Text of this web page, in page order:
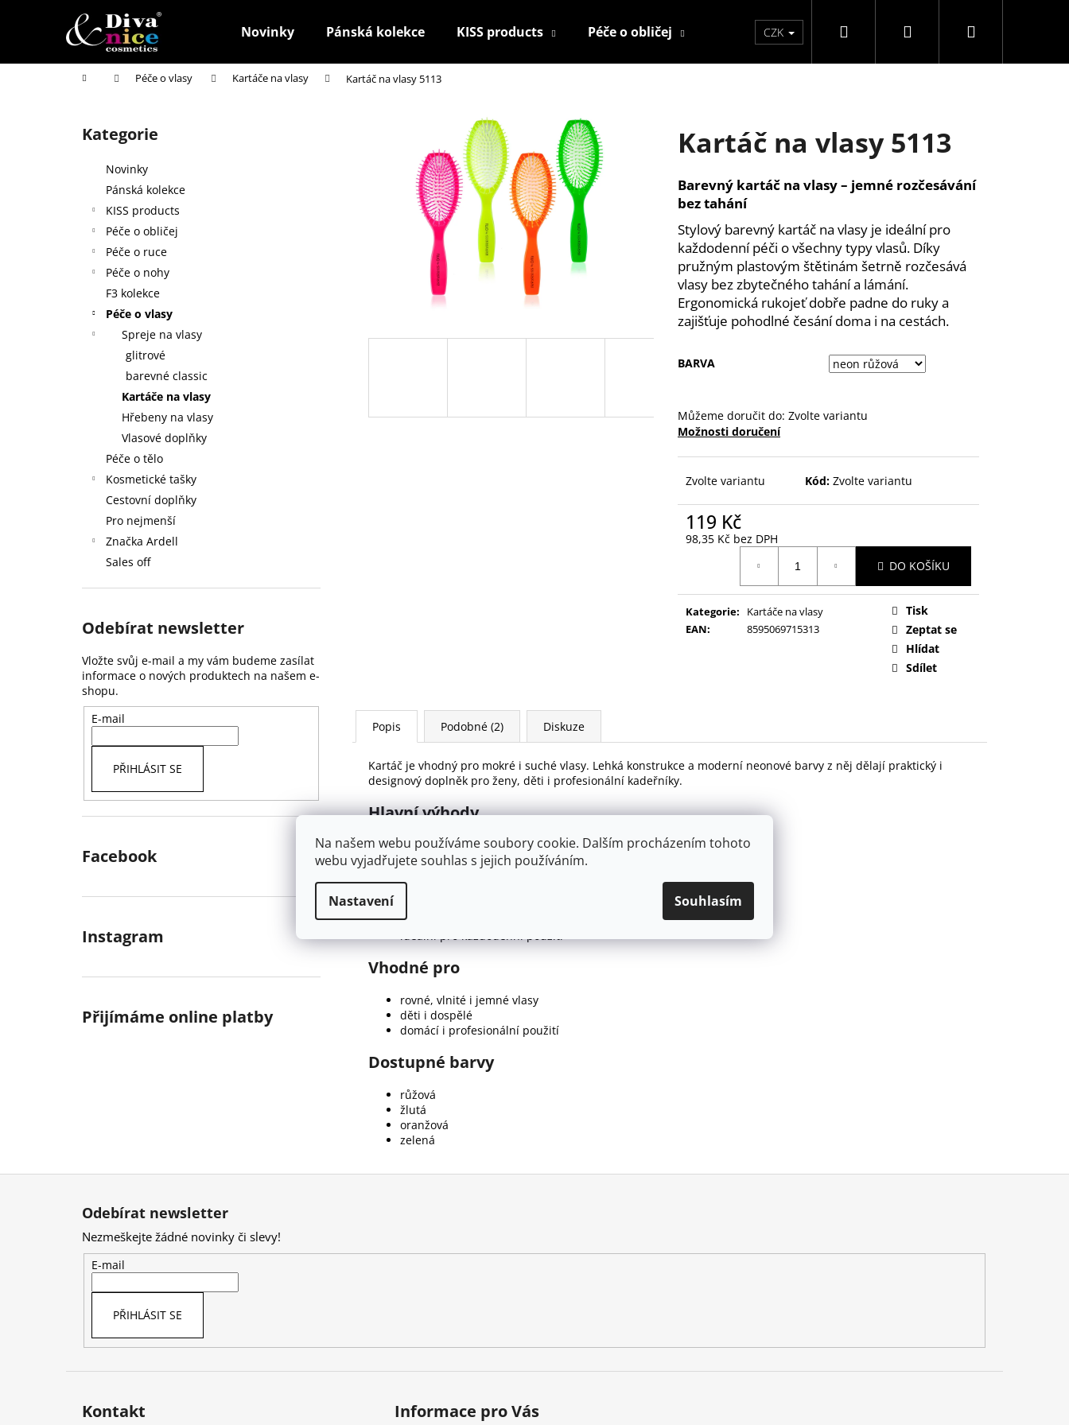
Na našem webu používáme soubory cookie. Dalším procházením tohoto
webu vyjadřujete souhlas s jejich používáním.
Nastavení Souhlasím
Novinky Pánská kolekce KISS products Péče o obličej Péče o ruce Péče o nohy F3 kolekce
CZK Hledat PřihlášeníNákupní
Domů Péče o vlasy Kartáče na vlasy Kartáč na vlasy 5113
Přeskočit
kategorie
Kategorie
Novinky
Pánská kolekce
KISS products
Péče o obličej
Péče o ruce
Péče o nohy
F3 kolekce
Péče o vlasy
Spreje na vlasy
glitrové
barevné classic
Kartáče na vlasy
Hřebeny na vlasy
Vlasové doplňky
Péče o tělo
Kosmetické tašky
Cestovní doplňky
Pro nejmenší
Značka Ardell
Sales off
Odebírat newsletter
Vložte svůj e-mail a my vám budeme zasílat
informace o nových produktech na našem e-
shopu.
E-mail
PŘIHLÁSIT SE
Facebook
Instagram
Přijímáme online platby
Kartáč na vlasy 5113
Barevný kartáč na vlasy – jemné rozčesávání
bez tahání
Stylový barevný kartáč na vlasy je ideální pro
každodenní péči o všechny typy vlasů. Díky
pružným plastovým štětinám šetrně rozčesává
vlasy bez zbytečného tahání a lámání.
Ergonomická rukojeť dobře padne do ruky a
zajišťuje pohodlné česání doma i na cestách.
BARVA
Můžeme doručit do: Zvolte variantu
Možnosti doručení
Zvolte variantu Kód: Zvolte variantu
119 Kč
98,35 Kč bez DPH
DO KOŠÍKU
Kategorie:
Kartáče na vlasy
EAN: 8595069715313
Tisk
Zeptat se
Hlídat
Sdílet
Popis Podobné (2) Diskuze
Kartáč je vhodný pro mokré i suché vlasy. Lehká konstrukce a moderní neonové barvy z něj dělají praktický i
designový doplněk pro ženy, děti i profesionální kadeřníky.
Hlavní výhody
šetrné rozčesávání bez tahání vlasů
vhodný pro mokré i suché vlasy
ergonomická a lehká rukojeť
vhodný pro dlouhé i krátké vlasy
Vhodné pro
rovné, vlnité i jemné vlasy
děti i dospělé
domácí i profesionální použití
Dostupné barvy
růžová
žlutá
oranžová
zelená
í
Zpět
do
Zpět
do
Co potřebujete najít?
HLEDAT
Doporučujeme
HOUBIČKA NA MAKE-UP, KULATÁ
KONTUROVACÍ TUŽKA NA OČI NALEPOVACÍ UMĚLÉ NEHTY FM GIRLS +
LEPIDLO, Č.3
Z
Odebírat newsletter
Nezmeškejte žádné novinky či slevy!
E-mail
PŘIHLÁSIT SE
Kontakt Informace pro Vás